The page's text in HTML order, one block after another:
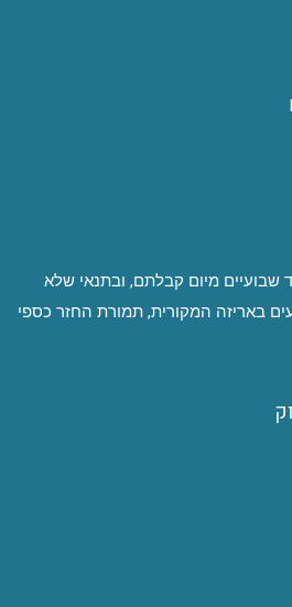
שבועיים מיום קבלתם, ובתנאי שלא
באריזה המקורית, תמורת החזר כספי